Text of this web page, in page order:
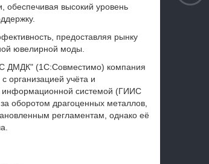
обеспечивая высокий уровень
предоставляя рынку
ювелирной моды.
ДМДК" (1С:Совместимо) компания
организацией учёта и
информационной системой (ГИИС
оборотом драгоценных металлов,
регламентам, однако её